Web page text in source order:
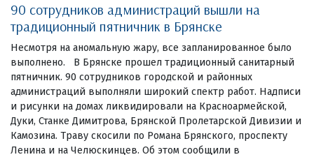
90 сотрудников администраций вышли на
традиционный пятничник в Брянске
Несмотря на аномальную жару, все запланированное было
выполнено. В Брянске прошел традиционный санитарный
пятничник. 90 сотрудников городской и районных
администраций выполняли широкий спектр работ. Надписи
и рисунки на домах ликвидировали на Красноармейской,
Дуки, Станке Димитрова, Брянской Пролетарской Дивизии и
Камозина. Траву скосили по Романа Брянского, проспекту
Ленина и на Челюскинцев. Об этом сообщили в